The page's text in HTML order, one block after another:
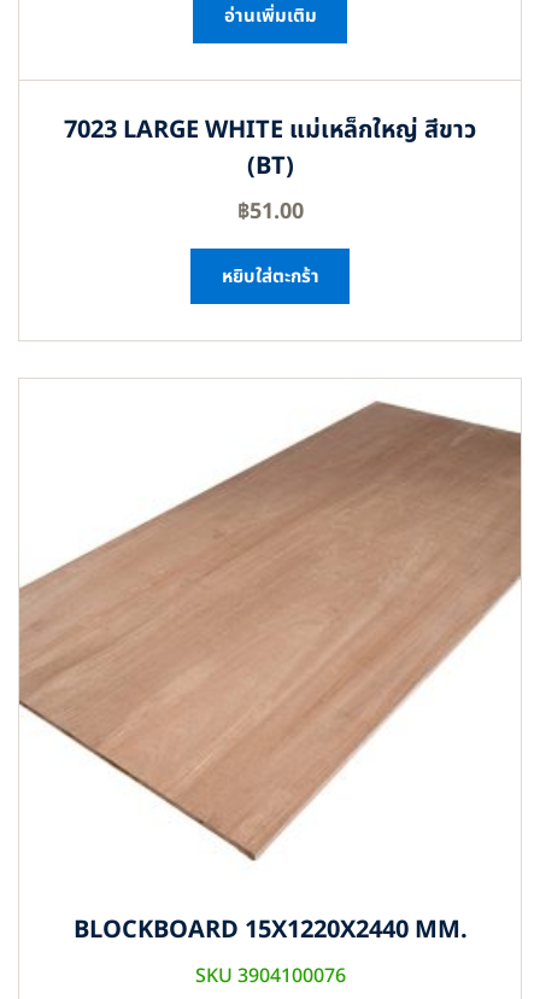
อ่านเพิ่มเติม
7023 LARGE WHITE แม่เหล็กใหญ่ สีขาว
(BT)
฿51.00
หยิบใส่ตะกร้า
BLOCKBOARD 15X1220X2440 MM.
SKU 3904100076